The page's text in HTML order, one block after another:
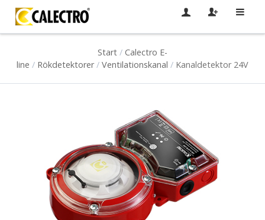
Start / Calectro E-
line / Rökdetektorer / Ventilationskanal / Kanaldetektor 24V